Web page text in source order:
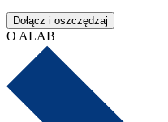
Dołącz i oszczędzaj
O ALAB